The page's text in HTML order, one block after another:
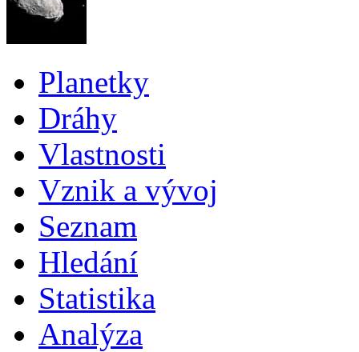
Planetky
Dráhy
Vlastnosti
Vznik a vývoj
Seznam
Hledání
Statistika
Analýza